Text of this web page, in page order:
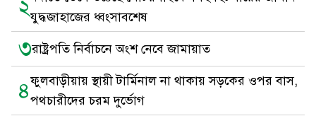
২যুদ্ধজাহাজের ধ্বংসাবশেষ
৩রাষ্ট্রপতি নির্বাচনে অংশ নেবে জামায়াত
৪ফুলবাড়ীয়ায় স্থায়ী টার্মিনাল না থাকায় সড়কের ওপর বাস,
পথচারীদের চরম দুর্ভোগ